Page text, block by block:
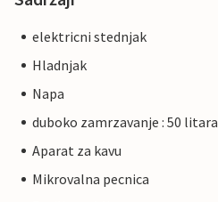
elektricni stednjak
Hladnjak
Napa
duboko zamrzavanje : 50 litara
Aparat za kavu
Mikrovalna pecnica